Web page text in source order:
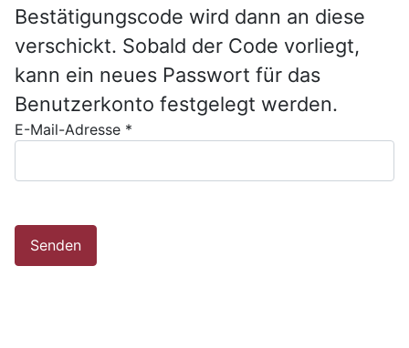
Bestätigungscode wird dann an diese
verschickt. Sobald der Code vorliegt,
kann ein neues Passwort für das
Benutzerkonto festgelegt werden.
E-Mail-Adresse *
Senden